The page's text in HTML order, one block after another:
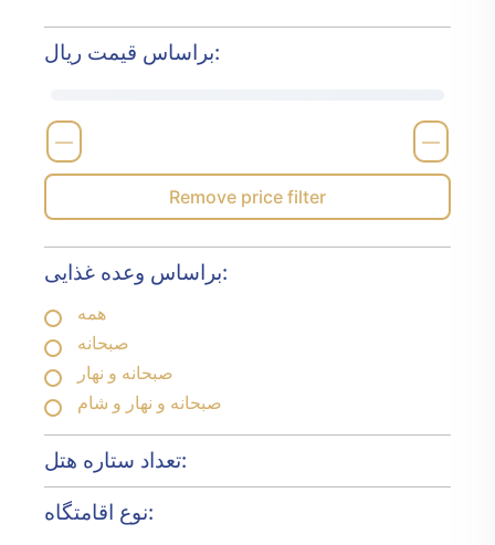
براساس قیمت ریال:
—
—
Remove price filter
براساس وعده غذایی:
همه
صبحانه
صبحانه و نهار
صبحانه و نهار و شام
تعداد ستاره هتل:
نوع اقامتگاه: